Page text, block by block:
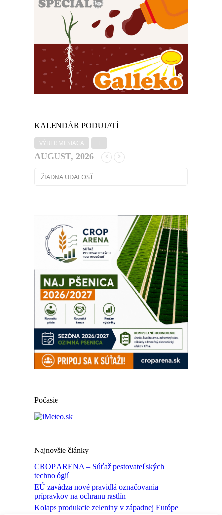
KALENDÁR PODUJATÍ
VÝBER MESIACA
AUGUST, 2026
ŽIADNA UDALOSŤ
Počasie
Najnovšie články
CROP ARENA – Súťaž pestovateľských
technológií
EÚ zavádza nové pravidlá označovania
prípravkov na ochranu rastlín
Kolaps produkcie zeleniny v západnej Európe